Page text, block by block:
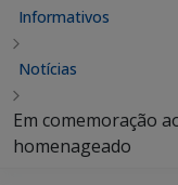
Informativos
Notícias
Em comemoração
homenageado